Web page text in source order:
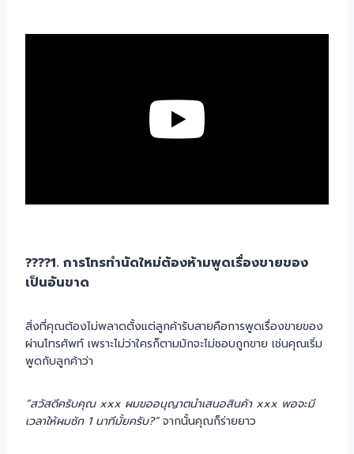
????1. การโทรทำนัดใหม่ต้องห้ามพูดเรื่องขายของ
เป็นอันขาด
สิ่งที่คุณต้องไม่พลาดตั้งแต่ลูกค้ารับสายคือการพูดเรื่องขายของ
ผ่านโทรศัพท์ เพราะไม่ว่าใครก็ตามมักจะไม่ชอบถูกขาย เช่นคุณเริ่ม
พูดกับลูกค้าว่า
“สวัสดีครับคุณ xxx ผมขออนุญาตนำเสนอสินค้า xxx พอจะมี
เวลาให้ผมซัก 1 นาทีมั้ยครับ?”จากนั้นคุณก็ร่ายยาว